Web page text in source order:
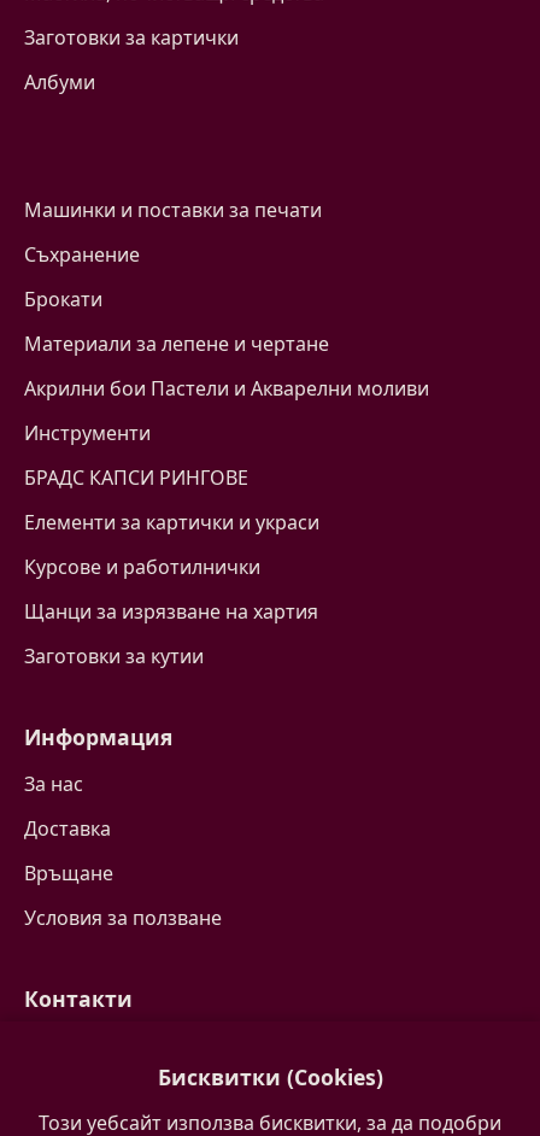
Заготовки за картички
Албуми
Машинки и поставки за печати
Съхранение
Брокати
Материали за лепене и чертане
Акрилни бои Пастели и Акварелни моливи
Инструменти
БРАДС КАПСИ РИНГОВЕ
Eлементи за картички и украси
Курсове и работилнички
Щанци за изрязване на хартия
Заготовки за кутии
Информация
За нас
Доставка
Връщане
Условия за ползване
Контакти
Често задавани въпросиБисквитки (Cookies)
Този уебсайт използва бисквитки, за да подобри